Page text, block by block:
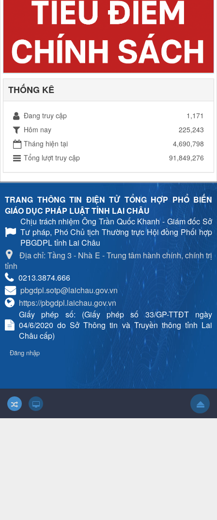
THỐNG KÊ
Đang truy cập
1,171
Hôm nay
225,243
Tháng hiện tại
4,690,798
Tổng lượt truy cập
91,849,276
TRANG THÔNG TIN ĐIỆN TỬ TỔNG HỢP PHỔ BIẾN
GIÁO DỤC PHÁP LUẬT TỈNH LAI CHÂU
Chịu trách nhiệmÔng Trần Quốc Khanh - Giám đốc Sở
Tư pháp, Phó Chủ tịch Thường trực Hội đồng Phối hợp
PBGDPL tỉnh Lai Châu
Địa chỉ: Tầng 3 - Nhà E - Trung tâm hành chính, chính trị
tỉnh
0213.3874.666
pbgdpl.sotp@laichau.gov.vn
https://pbgdpl.laichau.gov.vn
Giấy phép số: (Giấy phép số 33/GP-TTĐT ngày
04/6/2020 do Sở Thông tin và Truyền thông tỉnh Lai
Châu cấp)
Đăng nhập